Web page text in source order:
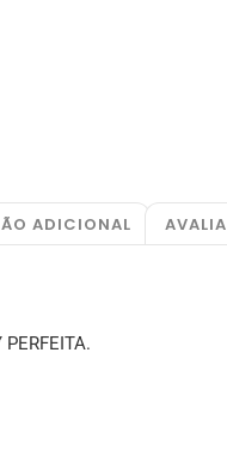
ADICIONAL